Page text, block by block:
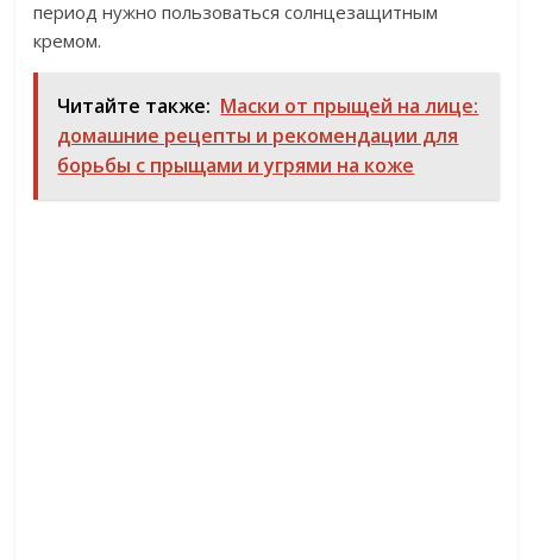
период нужно пользоваться солнцезащитным
кремом.
Читайте также: Маски от прыщей на лице:
домашние рецепты и рекомендации для
борьбы с прыщами и угрями на коже